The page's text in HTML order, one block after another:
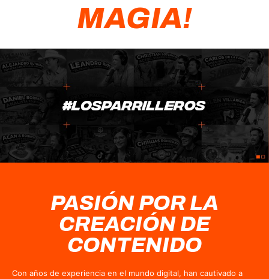
MAGIA!
PASIÓN POR LA
CREACIÓN DE
CONTENIDO
Con años de experiencia en el mundo digital, han cautivado a